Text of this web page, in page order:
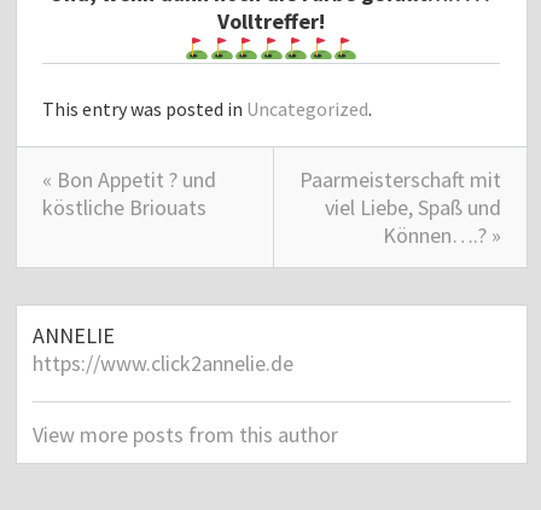
Volltreffer!
This entry was posted in Uncategorized.
« Bon Appetit ? und
köstliche Briouats
Paarmeisterschaft mit
viel Liebe, Spaß und
Können….? »
ANNELIE
https://www.click2annelie.de
View more posts from this author